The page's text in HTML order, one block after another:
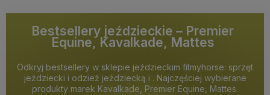
Bestsellery jeździeckie – Premier
Equine, Kavalkade, Mattes
Odkryj bestsellery w sklepie jeździeckim fitmyhorse: sprzęt
jeździecki i odzież jeździecką i . Najczęściej wybierane
produkty marek Kavalkade, Premier Equine, Mattes.